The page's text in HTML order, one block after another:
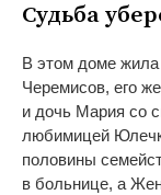
Судьба
В этом доме
Черемисов, его
и дочь Мария со
любимицей
половины
в больнице, а